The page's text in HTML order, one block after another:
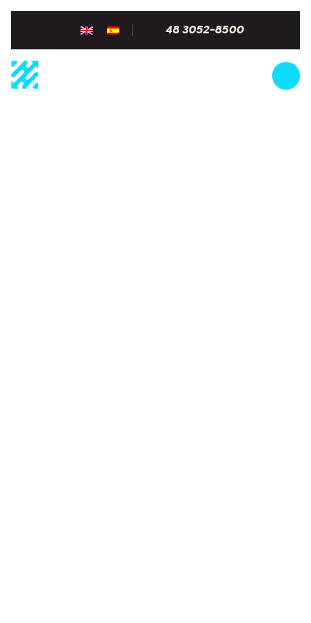
48 3052-8500